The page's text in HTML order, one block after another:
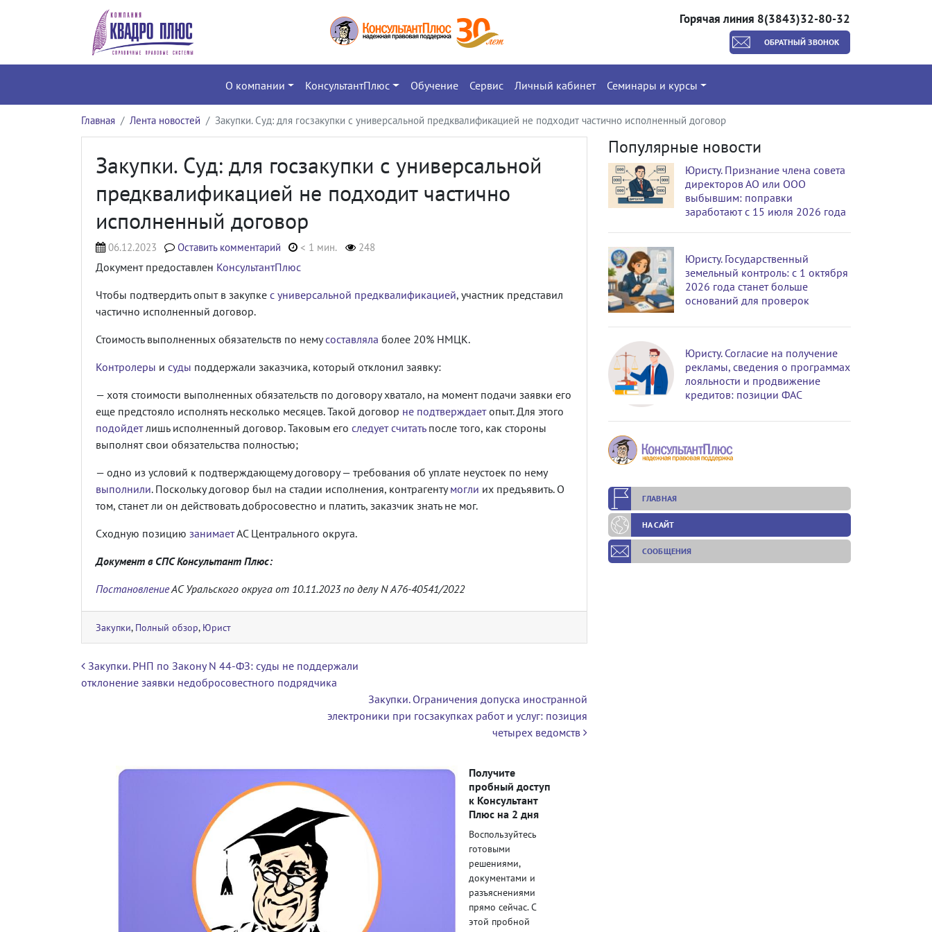
Горячая линия 8(3843)32-80-32
ОБРАТНЫЙ ЗВОНОК
О компании КонсультантПлюс Обучение Сервис Личный кабинет Семинары и курсы
Главная Лента новостей Закупки. Суд: для госзакупки с универсальной предквалификацией не подходит частично исполненный договор
Закупки. Суд: для госзакупки с универсальной
предквалификацией не подходит частично
исполненный договор
06.12.2023 Оставить комментарий < 1 мин. 248
Документ предоставлен КонсультантПлюс
Чтобы подтвердить опыт в закупке с универсальной предквалификацией, участник представил
частично исполненный договор.
Стоимость выполненных обязательств по немусоставляла более 20% НМЦК.
Контролеры и суды поддержали заказчика, который отклонил заявку:
— хотя стоимости выполненных обязательств по договору хватало, на момент подачи заявки его
еще предстояло исполнять несколько месяцев. Такой договор не подтверждаетопыт. Для этого
подойдетлишь исполненный договор. Таковым его следует считатьпосле того, как стороны
выполнят свои обязательства полностью;
— одно из условий к подтверждающему договору — требования об уплате неустоек по нему
выполнили. Поскольку договор был на стадии исполнения, контрагентумогли их предъявить. О
том, станет ли он действовать добросовестно и платить, заказчик знать не мог.
Сходную позицию занимаетАС Центрального округа.
Документ в СПС Консультант Плюс:
ПостановлениеАС Уральского округа от 10.11.2023 по делу N А76-40541/2022
Закупки, Полный обзор, Юрист
Навигация по записям
Закупки. РНП по Закону N 44-ФЗ: суды не поддержали
отклонение заявки недобросовестного подрядчика
Закупки. Ограничения допуска иностранной
электроники при госзакупках работ и услуг: позиция
четырех ведомств
Получите
пробный доступ
к Консультант
Плюс на 2 дня
Воспользуйтесь
готовыми
решениями,
документами и
разъяснениями
прямо сейчас. С
этой пробной
Популярные новости
Юристу. Признание члена совета
директоров АО или ООО
выбывшим: поправки
заработают с 15 июля 2026 года
Юристу. Государственный
земельный контроль: с 1 октября
2026 года станет больше
оснований для проверок
Юристу. Согласие на получение
рекламы, сведения о программах
лояльности и продвижение
кредитов: позиции ФАС
ГЛАВНАЯ
НА САЙТ
СООБЩЕНИЯ